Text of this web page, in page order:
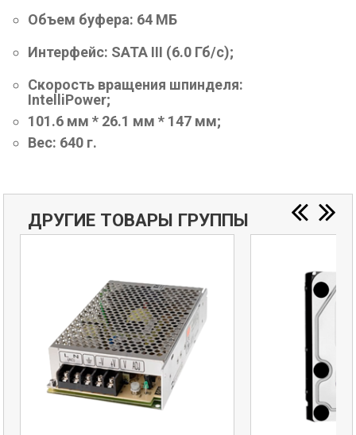
Объем буфера: 64 МБ
Интерфейс: SATA III (6.0 Гб/с);
Скорость вращения шпинделя:
IntelliPower;
101.6 мм * 26.1 мм * 147 мм;
Вес: 640 г.
ДРУГИЕ ТОВАРЫ ГРУППЫ